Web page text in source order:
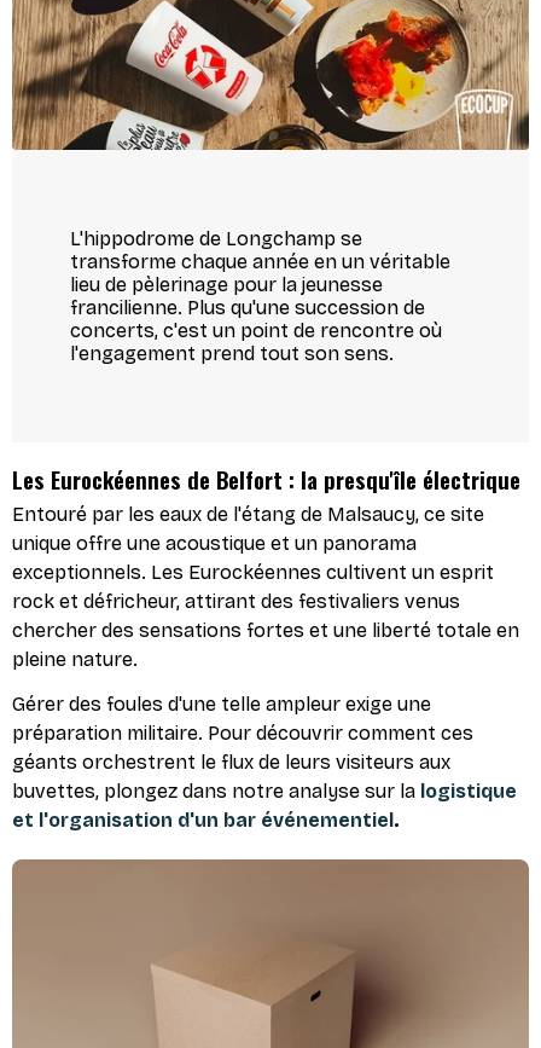
L'hippodrome de Longchamp se
transforme chaque année en un véritable
lieu de pèlerinage pour la jeunesse
francilienne. Plus qu'une succession de
concerts, c'est un point de rencontre où
l'engagement prend tout son sens.
Les Eurockéennes de Belfort : la presqu'île électrique
Entouré par les eaux de l'étang de Malsaucy, ce site
unique offre une acoustique et un panorama
exceptionnels. Les Eurockéennes cultivent un esprit
rock et défricheur, attirant des festivaliers venus
chercher des sensations fortes et une liberté totale en
pleine nature.
Gérer des foules d'une telle ampleur exige une
préparation militaire. Pour découvrir comment ces
géants orchestrent le flux de leurs visiteurs aux
buvettes, plongez dans notre analyse sur la logistique
et l'organisation d'un bar événementiel.